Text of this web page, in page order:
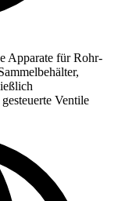
Apparate für Rohr-
Ventile